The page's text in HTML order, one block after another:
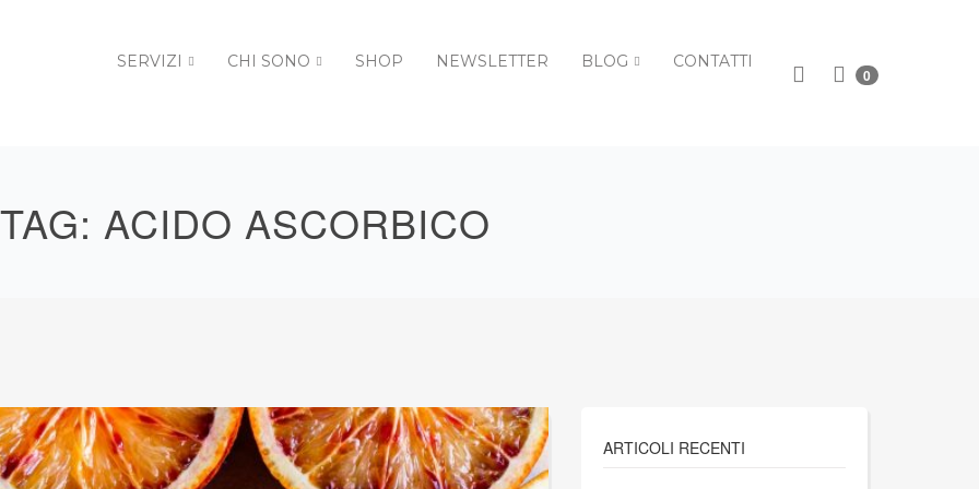
SERVIZI CHI SONO SHOP NEWSLETTER BLOG CONTATTI
0
TAG: ACIDO ASCORBICO
ARTICOLI RECENTI